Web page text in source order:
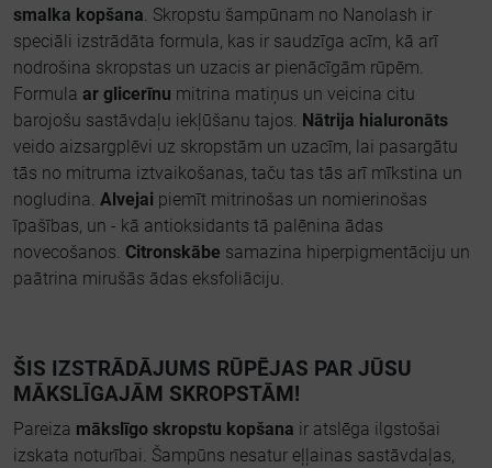
smalka kopšana . Skropstu šampūnam no Nanolash ir
speciāli izstrādāta formula, kas ir saudzīga acīm, kā arī
nodrošina skropstas un uzacis ar pienācīgām rūpēm.
Formula ar glicerīnu mitrina matiņus un veicina citu
barojošu sastāvdaļu iekļūšanu tajos. Nātrija hialuronāts
veido aizsargplēvi uz skropstām un uzacīm, lai pasargātu
tās no mitruma iztvaikošanas, taču tas tās arī mīkstina un
nogludina. Alvejai piemīt mitrinošas un nomierinošas
īpašības, un - kā antioksidants tā palēnina ādas
novecošanos. Citronskābe samazina hiperpigmentāciju un
paātrina mirušās ādas eksfoliāciju.
ŠIS IZSTRĀDĀJUMS RŪPĒJAS PAR JŪSU
MĀKSLĪGAJĀM SKROPSTĀM!
Pareiza mākslīgo skropstu kopšana ir atslēga ilgstošai
izskata noturībai. Šampūns nesatur eļļainas sastāvdaļas,